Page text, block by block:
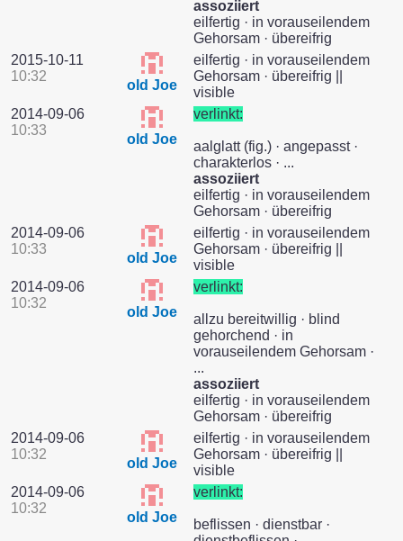
assoziiert
eilfertig · in vorauseilendem
Gehorsam · übereifrig
2015-10-11
10:32
old Joe
eilfertig · in vorauseilendem
Gehorsam · übereifrig ||
visible
2014-09-06
10:33
old Joe
verlinkt:
aalglatt (fig.) · angepasst ·
charakterlos · ...
assoziiert
eilfertig · in vorauseilendem
Gehorsam · übereifrig
2014-09-06
10:33
old Joe
eilfertig · in vorauseilendem
Gehorsam · übereifrig ||
visible
2014-09-06
10:32
old Joe
verlinkt:
allzu bereitwillig · blind
gehorchend · in
vorauseilendem Gehorsam ·
...
assoziiert
eilfertig · in vorauseilendem
Gehorsam · übereifrig
2014-09-06
10:32
old Joe
eilfertig · in vorauseilendem
Gehorsam · übereifrig ||
visible
2014-09-06
10:32
old Joe
verlinkt:
beflissen · dienstbar ·